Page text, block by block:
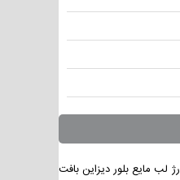
رژ لب مایع بلور دیزاین بافت